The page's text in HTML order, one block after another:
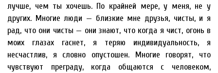
лучше, чем ты хочешь. По крайней мере, у меня, не у
других. Многие люди — близкие мне друзья, чисты, и я
рад, что они чисты — они знают, что когда я чист, огонь в
моих глазах гаснет, я теряю индивидуальность, я
несчастлив, я словно опустошен. Многие говорят, что
чувствуют преграду, когда общаются с человеком,